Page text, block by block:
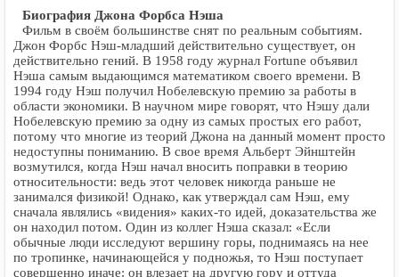
Биография Джона Форбса Нэша
Фильм в своём большинстве снят по реальным событиям.
Джон Форбс Нэш-младший действительно существует, он
действительно гений. В 1958 году журнал Fortune объявил
Нэша самым выдающимся математиком своего времени. В
1994 году Нэш получил Нобелевскую премию за работы в
области экономики. В научном мире говорят, что Нэшу дали
Нобелевскую премию за одну из самых простых его работ,
потому что многие из теорий Джона на данный момент просто
недоступны пониманию. В свое время Альберт Эйнштейн
возмутился, когда Нэш начал вносить поправки в теорию
относительности: ведь этот человек никогда раньше не
занимался физикой! Однако, как утверждал сам Нэш, ему
сначала являлись «видения» каких-то идей, доказательства же
он находил потом. Один из коллег Нэша сказал: «Если
обычные люди исследуют вершину горы, поднимаясь на нее
по тропинке, начинающейся у подножья, то Нэш поступает
совершенно иначе: он влезает на другую гору и оттуда